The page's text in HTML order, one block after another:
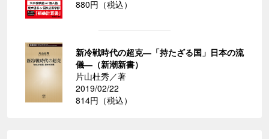
880円（税込）
新冷戦時代の超克―「持たざる国」日本の流
儀―（新潮新書）
片山杜秀／著
2019/02/22
814円（税込）